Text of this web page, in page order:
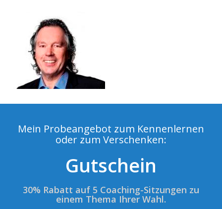
Mein Probeangebot zum Kennenlernen
oder zum Verschenken:
Gutschein
30% Rabatt auf 5 Coaching-Sitzungen zu
einem Thema Ihrer Wahl.